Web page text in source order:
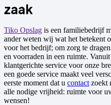
zaak
Tiko Opslag is een familiebedrijf
ander weten wij wat het betekent
voor het bedrijf; om zorg te
en voorraden in een ruimte.
klantgerichte service voor onze
een goede service maakt veel
eerste moment dat u contact zoekt
alle nodige vrijheid: ruimte voor
wensen!